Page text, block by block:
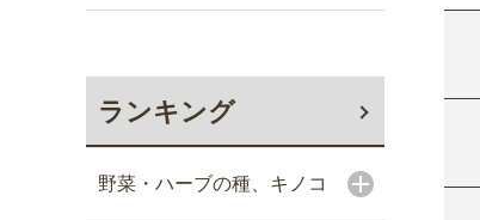
ランキング
野菜・ハーブの種、キノコ